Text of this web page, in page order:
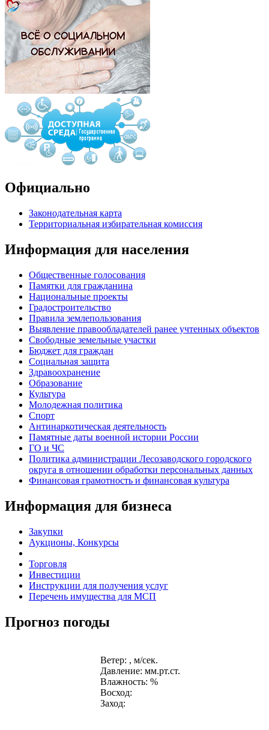
Официально
Законодательная карта
Территориальная избирательная комиссия
Информация для населения
Общественные голосования
Памятки для гражданина
Национальные проекты
Градостроительство
Правила землепользования
Выявление правообладателей ранее учтенных объектов
Свободные земельные участки
Бюджет для граждан
Социальная защита
Здравоохранение
Образование
Культура
Молодежная политика
Спорт
Антинаркотическая деятельность
Памятные даты военной истории России
ГО и ЧС
Политика администрации Лесозаводского городского
округа в отношении обработки персональных данных
Финансовая грамотность и финансовая культура
Информация для бизнеса
Закупки
Аукционы, Конкурсы
Торговля
Инвестиции
Инструкции для получения услуг
Перечень имущества для МСП
Прогноз погоды
Ветер: , м/сек.
Давление: мм.рт.ст.
Влажность: %
Восход:
Заход: